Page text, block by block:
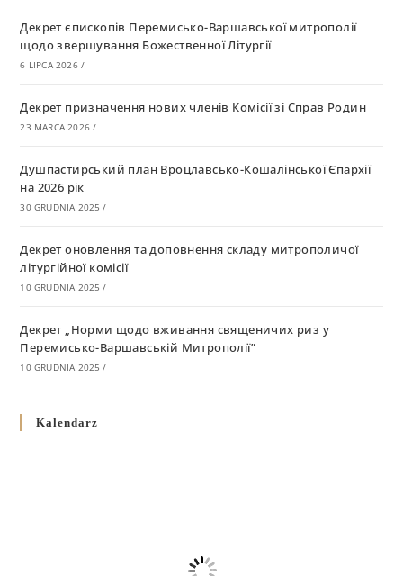
Декрет єпископів Перемисько-Варшавської митрополії
щодо звершування Божественної Літургії
6 LIPCA 2026 /
Декрет призначення нових членів Комісії зі Справ Родин
23 MARCA 2026 /
Душпастирський план Вроцлавсько-Кошалінської Єпархії
на 2026 рік
30 GRUDNIA 2025 /
Декрет оновлення та доповнення складу митрополичої
літургійної комісії
10 GRUDNIA 2025 /
Декрет „Норми щодо вживання священичих риз у
Перемисько-Варшавській Митрополії”
10 GRUDNIA 2025 /
григоріанським календарем
Kalendarz